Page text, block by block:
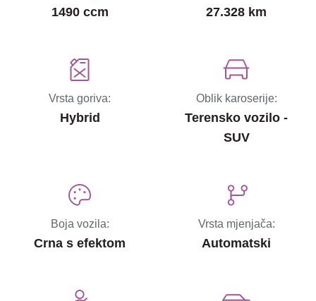
1490 ccm 27.328 km
Vrsta goriva:
Hybrid
Oblik karoserije:
Terensko vozilo -
SUV
Boja vozila:
Crna s efektom
Vrsta mjenjača:
Automatski